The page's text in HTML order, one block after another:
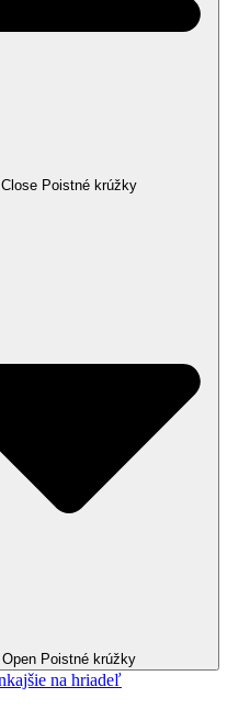
Close Poistné krúžky
Open Poistné krúžky